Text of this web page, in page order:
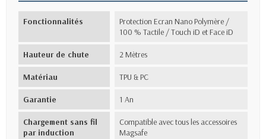
Fonctionnalités
Protection Ecran Nano Polymère /
100 % Tactile / Touch iD et Face iD
Hauteur de chute 2 Mètres
Matériau TPU & PC
Garantie 1 An
Chargement sans fil
par induction
Compatible avec tous les accessoires
Magsafe